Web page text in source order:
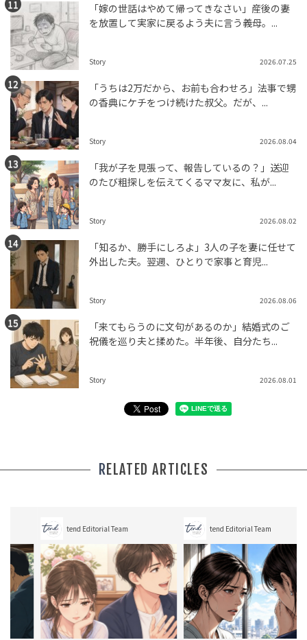
「嫁の世話はやめて帰ってきなさい」産後の妻
を放置して実家に戻るよう夫に言う義母。...
Story 2026.07.25
「うちは2万だから、お前も合わせろ」法事で甥
の香典にケチをつけ続けた叔父。だが、...
Story 2026.08.04
「我が子を見張って、報告しているの？」送迎
のたび粗探しを伝えてくるママ友に、私が...
Story 2026.08.02
「知るか、勝手にしろよ」3人の子を妻に任せて
外出した夫。翌週、ひとりで家事と育児...
Story 2026.08.06
「来てもらうのに文句があるのか」結婚式のご
祝儀を巡り夫と揉めた。半年後、自分たち...
Story 2026.08.01
RELATED ARTICLES
tend Editorial Team tend Editorial Team